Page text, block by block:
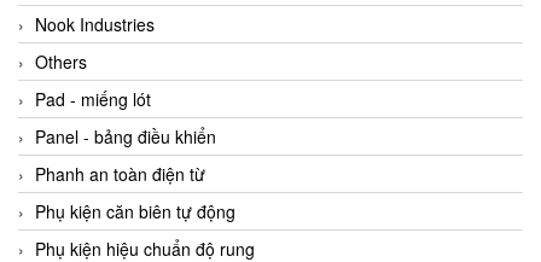
Beijer
Beinlich-pumps
Beka
BEKO
Belimo
Benetech Vietnam
Bently Nevada
Nook Industries
Others
Pad - miếng lót
Panel - bảng điều khiển
Phanh an toàn điện từ
Phụ kiện căn biên tự động
Phụ kiện hiệu chuẩn độ rung